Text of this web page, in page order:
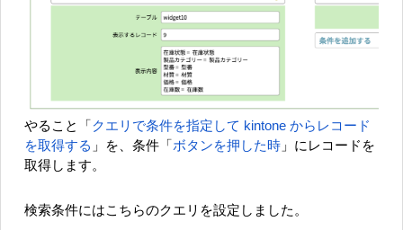
やること「 クエリで条件を指定して kintone からレコード
を取得する 」を、条件「 ボタンを押した時 」にレコードを
取得します。
検索条件にはこちらのクエリを設定しました。